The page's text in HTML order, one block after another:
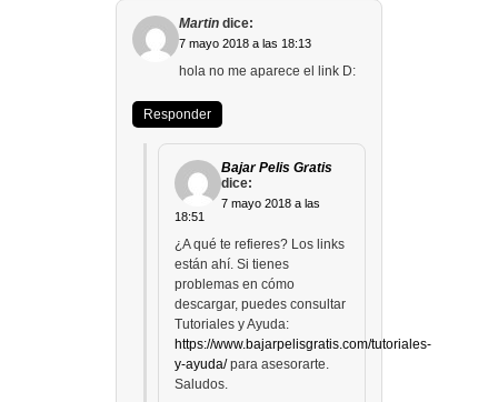
Martin dice:
7 mayo 2018 a las 18:13
hola no me aparece el link D:
Responder
Bajar Pelis Gratis
dice:
7 mayo 2018 a las
18:51
¿A qué te refieres? Los links
están ahí. Si tienes
problemas en cómo
descargar, puedes consultar
Tutoriales y Ayuda:
https://www.bajarpelisgratis.com/tutoriales-
y-ayuda/para asesorarte.
Saludos.